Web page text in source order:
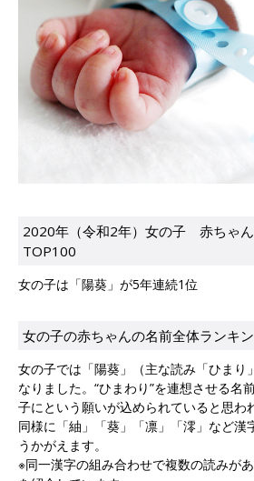
2020年（令和2年）女の子 赤ちゃ
TOP100
女の子は「陽葵」が5年連続1位
女の子の赤ちゃんの名前全体ランキ
女の子では「陽葵」（主な読み「ひまり
なりました。“ひまわり”を連想させる名
子にという願いが込められていると思わ
同様に「紬」「葵」「凛」「澪」など漢
うかがえます。
※同一漢字の組み合わせで複数の読みが